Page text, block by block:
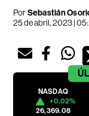
PorSebastián
25 de abril, 2023 |
NASDAQ
+0.02%
26,369.08